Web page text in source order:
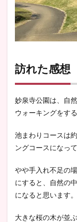
訪れた感想
妙泉寺公園は、自
ウォーキングをす
池まわりコースは
ングコースになって
やや手入れ不足の
にすると、自然の
になると思います。
大きな桜の木が並